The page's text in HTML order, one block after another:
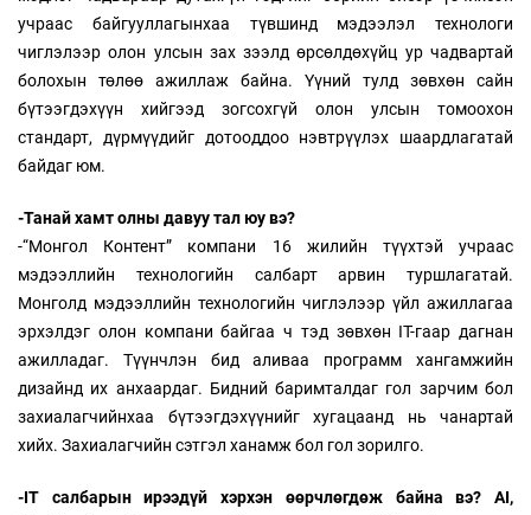
учраас байгууллагынхаа түвшинд мэдээлэл технологи
чиглэлээр олон улсын зах зээлд өрсөлдөхүйц ур чадвартай
болохын төлөө ажиллаж байна. Үүний тулд зөвхөн сайн
бүтээгдэхүүн хийгээд зогсохгүй олон улсын томоохон
стандарт, дүрмүүдийг дотооддоо нэвтрүүлэх шаардлагатай
байдаг юм.
-Танай хамт олны давуу тал юу вэ?
-“Монгол Контент” компани 16 жилийн түүхтэй учраас
мэдээллийн технологийн салбарт арвин туршлагатай.
Монголд мэдээллийн технологийн чиглэлээр үйл ажиллагаа
эрхэлдэг олон компани байгаа ч тэд зөвхөн IT-гаар дагнан
ажилладаг. Түүнчлэн бид аливаа программ хангамжийн
дизайнд их анхаардаг. Бидний баримталдаг гол зарчим бол
захиалагчийнхаа бүтээгдэхүүнийг хугацаанд нь чанартай
хийх. Захиалагчийн сэтгэл ханамж бол гол зорилго.
-IT салбарын ирээдүй хэрхэн өөрчлөгдөж байна вэ? AI,